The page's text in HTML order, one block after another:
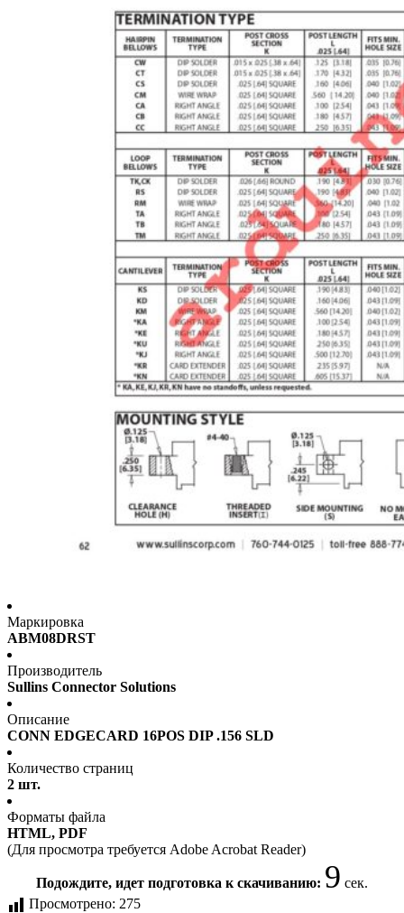
Маркировка
ABM08DRST
Производитель
Sullins Connector Solutions
Описание
CONN EDGECARD 16POS DIP .156 SLD
Количество страниц
2 шт.
Форматы файла
HTML, PDF
(Для просмотра требуется Adobe Acrobat Reader)
Подождите, идет подготовка к скачиванию: 9 сек.
Просмотрено: 275